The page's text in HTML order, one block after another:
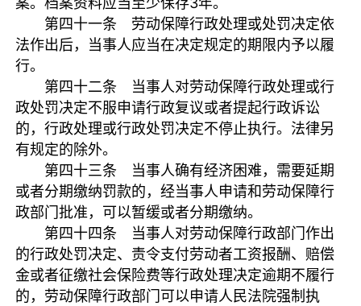
第四十一条 劳动保障行政处理或处罚决定依
法作出后，当事人应当在决定规定的期限内予以履
行。
第四十二条 当事人对劳动保障行政处理或行
政处罚决定不服申请行政复议或者提起行政诉讼
的，行政处理或行政处罚决定不停止执行。法律另
有规定的除外。
第四十三条 当事人确有经济困难，需要延期
或者分期缴纳罚款的，经当事人申请和劳动保障行
政部门批准，可以暂缓或者分期缴纳。
第四十四条 当事人对劳动保障行政部门作出
的行政处罚决定、责令支付劳动者工资报酬、赔偿
金或者征缴社会保险费等行政处理决定逾期不履行
的，劳动保障行政部门可以申请人民法院强制执